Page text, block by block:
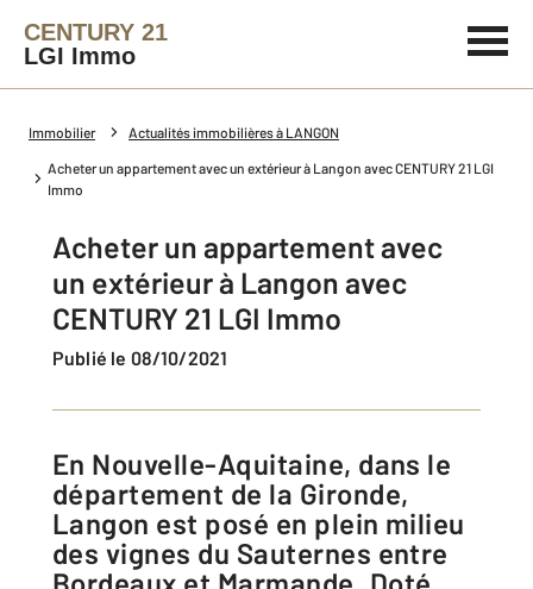
CENTURY 21
LGI Immo
Immobilier Actualités immobilières à LANGON
Acheter un appartement avec un extérieur à Langon avec CENTURY 21 LGI
Immo
Acheter un appartement avec
un extérieur à Langon avec
CENTURY 21 LGI Immo
Publié le 08/10/2021
En Nouvelle-Aquitaine, dans le
département de la Gironde,
Langon est posé en plein milieu
des vignes du Sauternes entre